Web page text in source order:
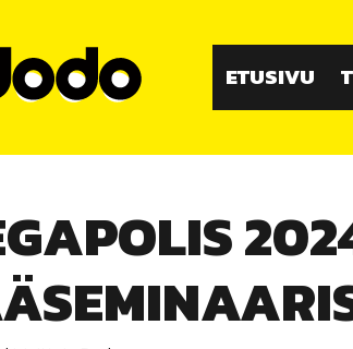
ETUSIVU